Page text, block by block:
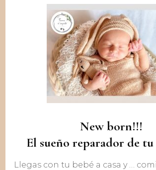
New born!!!
El sueño reparador de
Llegas con tu bebé a casa y …